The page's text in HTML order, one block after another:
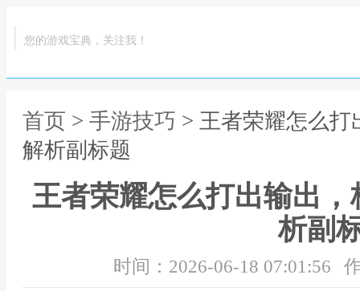
您的游戏宝典，关注我！
首页 > 手游技巧 > 王者荣耀怎么
解析副标题
王者荣耀怎么打出输出
析副
时间：2026-06-18 07:01:56